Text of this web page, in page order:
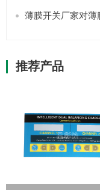
薄膜开关厂家对薄
推荐产品